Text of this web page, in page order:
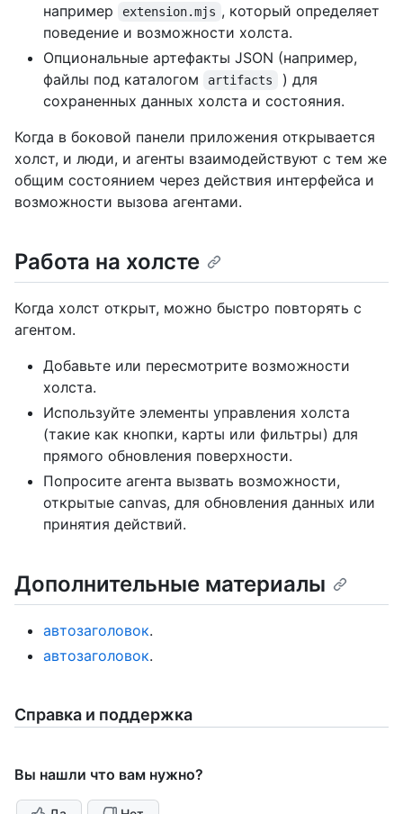
например
extension.mjs , который определяет
поведение и возможности холста.
Опциональные артефакты JSON (например,
файлы под каталогом
artifacts
) для
сохраненных данных холста и состояния.
Когда в боковой панели приложения открывается
холст, и люди, и агенты взаимодействуют с тем же
общим состоянием через действия интерфейса и
возможности вызова агентами.
Работа на холсте
Когда холст открыт, можно быстро повторять с
агентом.
Добавьте или пересмотрите возможности
холста.
Используйте элементы управления холста
(такие как кнопки, карты или фильтры) для
прямого обновления поверхности.
Попросите агента вызвать возможности,
открытые canvas, для обновления данных или
принятия действий.
Дополнительные материалы
автозаголовок.
автозаголовок.
Справка и поддержка
Вы нашли что вам нужно?